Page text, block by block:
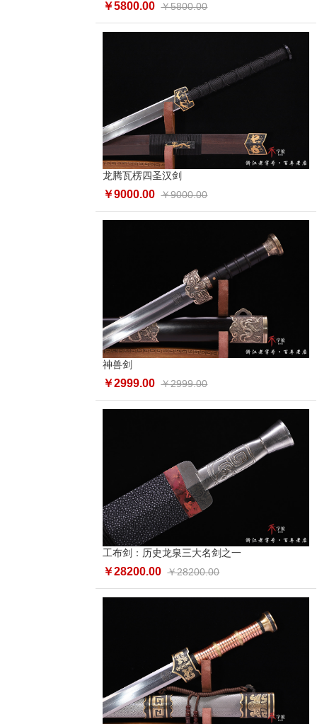
￥5800.00 ￥5800.00
龙腾瓦楞四圣汉剑
￥9000.00 ￥9000.00
神兽剑
￥2999.00 ￥2999.00
工布剑：历史龙泉三大名剑之一
￥28200.00 ￥28200.00